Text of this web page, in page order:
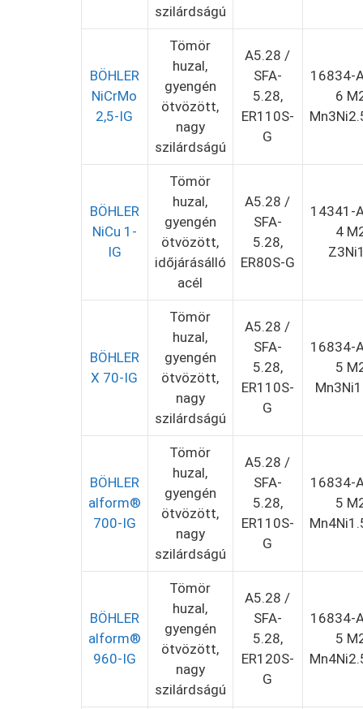
szilárdságú
BÖHLER
NiCrMo
2,5-IG
Tömör
huzal,
gyengén
ötvözött,
nagy
szilárdságú
A5.28 /
SFA-
5.28,
ER110S-
G
16834-
6
BÖHLER
NiCu 1-
IG
Tömör
huzal,
gyengén
ötvözött,
időjárásálló
acél
A5.28 /
SFA-
5.28,
ER80S-G
14341-
4
BÖHLER
X 70-IG
Tömör
huzal,
gyengén
ötvözött,
nagy
szilárdságú
A5.28 /
SFA-
5.28,
ER110S-
G
16834-
5
BÖHLER
alform®
700-IG
Tömör
huzal,
gyengén
ötvözött,
nagy
szilárdságú
A5.28 /
SFA-
5.28,
ER110S-
G
16834-
5
BÖHLER
alform®
960-IG
Tömör
huzal,
gyengén
ötvözött,
nagy
szilárdságú
A5.28 /
SFA-
5.28,
ER120S-
G
16834-
5